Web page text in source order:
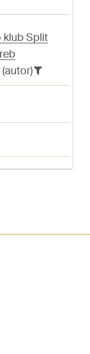
klub Split
(autor)